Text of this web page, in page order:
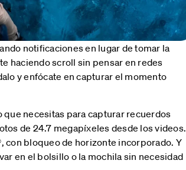
notificaciones en lugar de tomar la
haciendo scroll sin pensar en redes
y enfócate en capturar el momento
que necesitas para capturar recuerdos
de 24.7 megapíxeles desde los videos.
con bloqueo de horizonte incorporado. Y
en el bolsillo o la mochila sin necesidad